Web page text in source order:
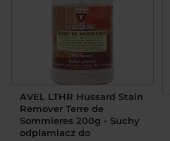
AVEL LTHR Hussard Stain
Remover Terre de
Sommieres 200g - Suchy
odplamiacz do